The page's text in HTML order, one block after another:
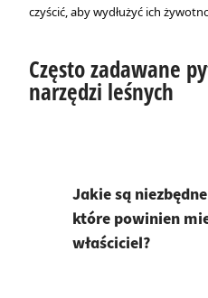
czyścić, aby wydłużyć ich
Często zadawane
narzędzi leśnych
Jakie są
które powinien
właściciel?